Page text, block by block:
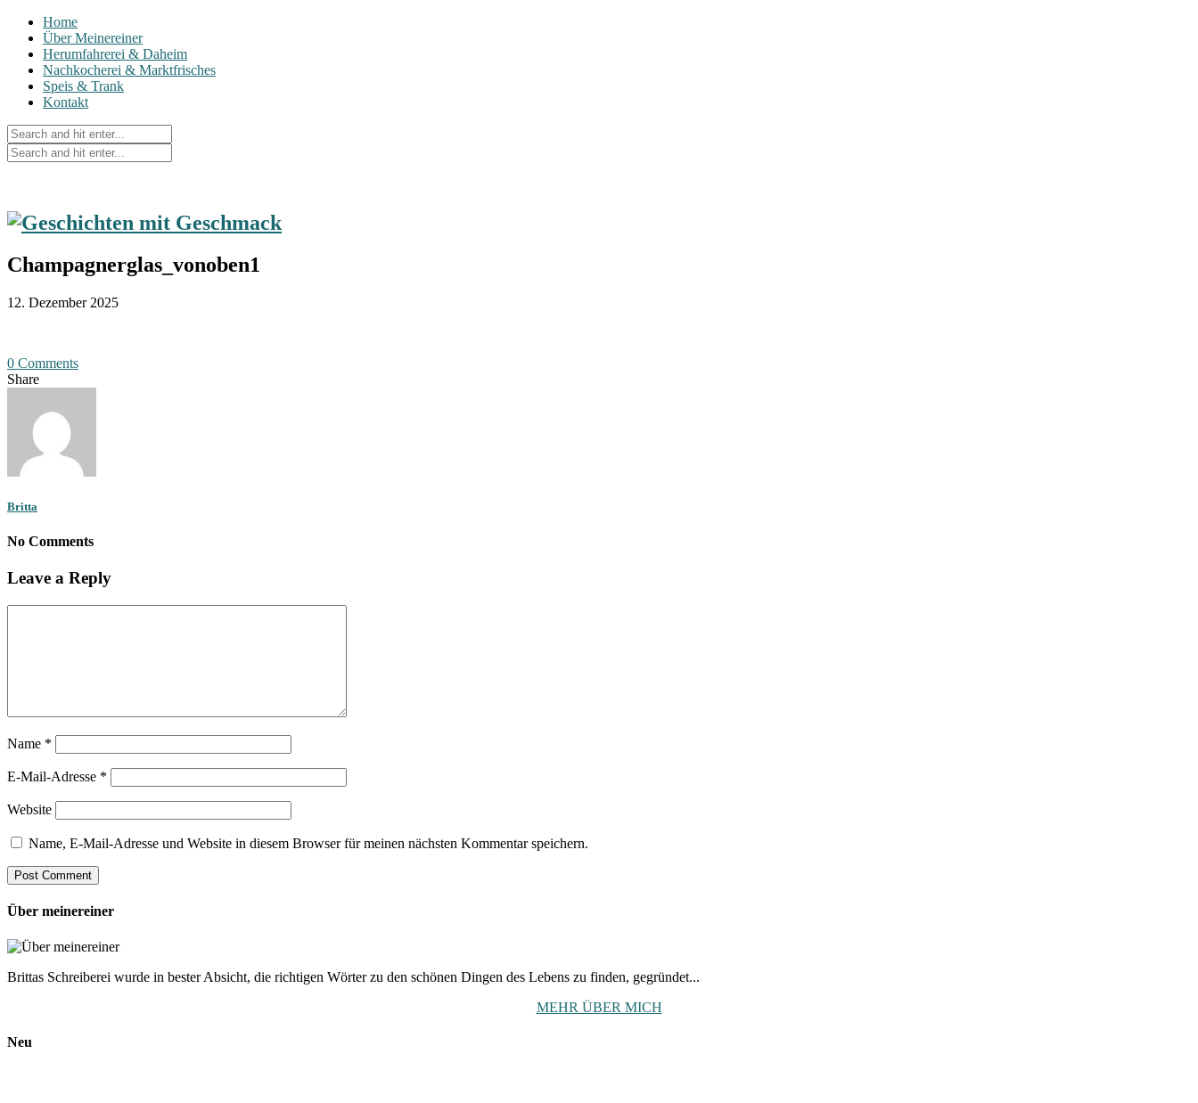
Home
Über Meinereiner
Herumfahrerei & Daheim
Nachkocherei & Marktfrisches
Speis & Trank
Kontakt
Champagnerglas_vonoben1
12. Dezember 2025
0 Comments
Share
Britta
No Comments
Leave a Reply
Name *
E-Mail-Adresse *
Website
Name, E-Mail-Adresse und Website in diesem Browser für meinen nächsten Kommentar speichern.
Über meinereiner
Brittas Schreiberei wurde in bester Absicht, die richtigen Wörter zu den schönen Dingen des Lebens zu finden, gegründet...
MEHR ÜBER MICH
Neu